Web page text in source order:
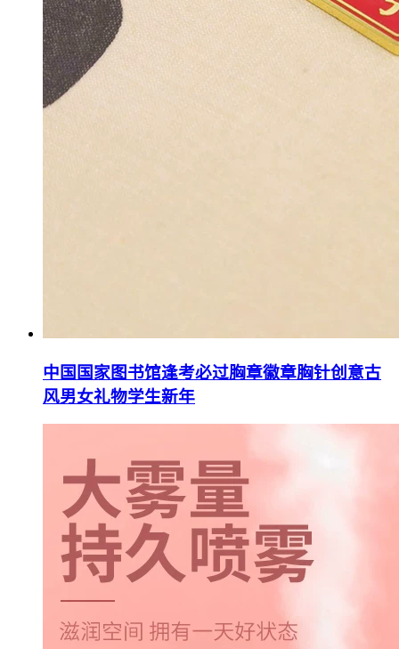
中国国家图书馆逢考必过胸章徽章胸针创意古
风男女礼物学生新年